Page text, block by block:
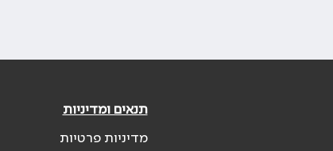
תנאים ומדיניות
מדיניות פרטיות